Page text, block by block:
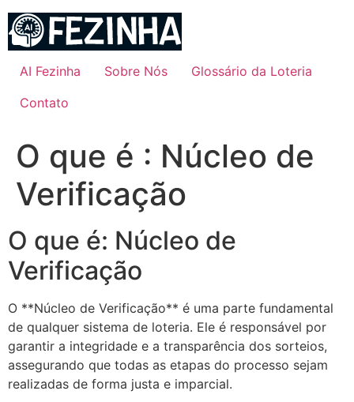
para
conteúdo
AI Fezinha Sobre Nós
Glossário da Loteria
Contato
O que é : Núcleo de
Verificação
O que é: Núcleo de
Verificação
O **Núcleo de Verificação** é uma parte fundamental
de qualquer sistema de loteria. Ele é responsável por
garantir a integridade e a transparência dos sorteios,
assegurando que todas as etapas do processo sejam
realizadas de forma justa e imparcial.